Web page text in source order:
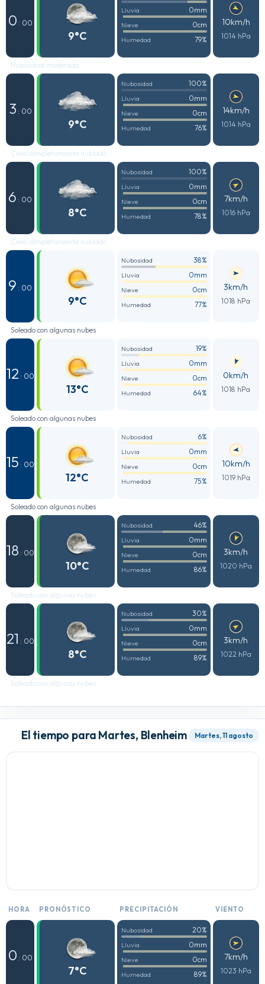
0 : 00
9°C
Lluvia 0mm
Nieve 0cm
Humedad 79%
10km/h
1014 hPa
Nubosidad moderada
3 : 00
9°C
Nubosidad 100%
Lluvia 0mm
Nieve 0cm
Humedad 76%
14km/h
1014 hPa
Cielo completamente nublado
6 : 00
8°C
Nubosidad 100%
Lluvia 0mm
Nieve 0cm
Humedad 78%
7km/h
1016 hPa
Cielo completamente nublado
9 : 00
9°C
Nubosidad 38%
Lluvia 0mm
Nieve 0cm
Humedad 77%
3km/h
1018 hPa
Soleado con algunas nubes
12 : 00
13°C
Nubosidad 19%
Lluvia 0mm
Nieve 0cm
Humedad 64%
0km/h
1018 hPa
Soleado con algunas nubes
15 : 00
12°C
Nubosidad 6%
Lluvia 0mm
Nieve 0cm
Humedad 75%
10km/h
1019 hPa
Soleado con algunas nubes
18 : 00
10°C
Nubosidad 46%
Lluvia 0mm
Nieve 0cm
Humedad 86%
3km/h
1020 hPa
Soleado con algunas nubes
21 : 00
8°C
Nubosidad 30%
Lluvia 0mm
Nieve 0cm
Humedad 89%
3km/h
1022 hPa
Soleado con algunas nubes
El tiempo para Martes, Blenheim Martes, 11 agosto
HORA PRONÓSTICO PRECIPITACIÓN VIENTO
0 : 00
7°C
Nubosidad 20%
Lluvia 0mm
Nieve 0cm
Humedad 89%
7km/h
1023 hPa